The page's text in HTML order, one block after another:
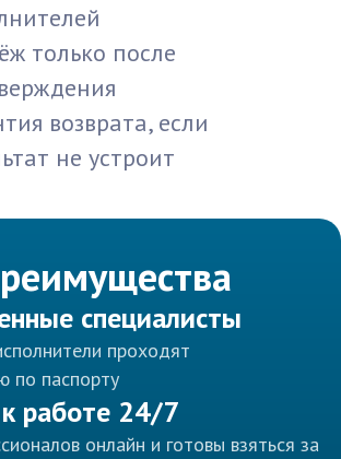
только после
возврата, если
не устроит
специалисты
проходят
по паспорту
работе 24/7
онлайн и готовы взяться за